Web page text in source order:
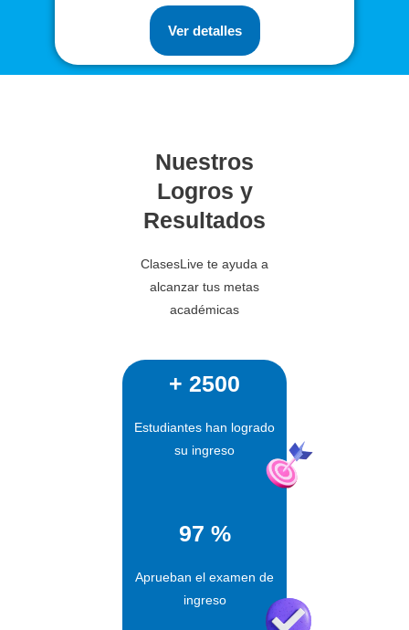
Ver detalles
Nuestros
Logros y
Resultados
ClasesLive te ayuda a
alcanzar tus metas
académicas
+ 2500
Estudiantes han logrado
su ingreso
97 %
Aprueban el examen de
ingreso